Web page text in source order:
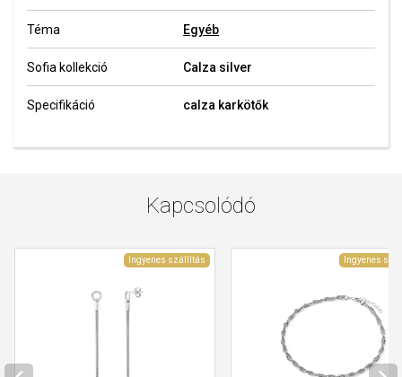
Téma Egyéb
Sofia kollekció Calza silver
Specifikáció calza karkötők
Kapcsolódó
Ingyenes szállítás Ingyenes